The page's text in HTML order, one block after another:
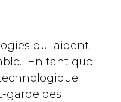
qui aident
En tant que
garde des